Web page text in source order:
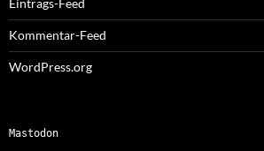
Kommentar-Feed
WordPress.org
Mastodon